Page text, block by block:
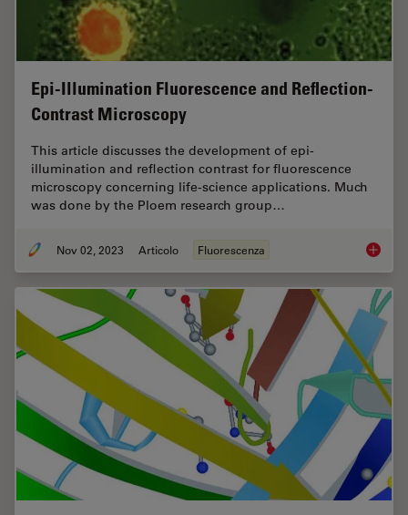
Epi-Illumination Fluorescence and Reflection-
Contrast Microscopy
This article discusses the development of epi-
illumination and reflection contrast for fluorescence
microscopy concerning life-science applications. Much
was done by the Ploem research group…
Nov 02, 2023 Articolo Fluorescenza Epi-